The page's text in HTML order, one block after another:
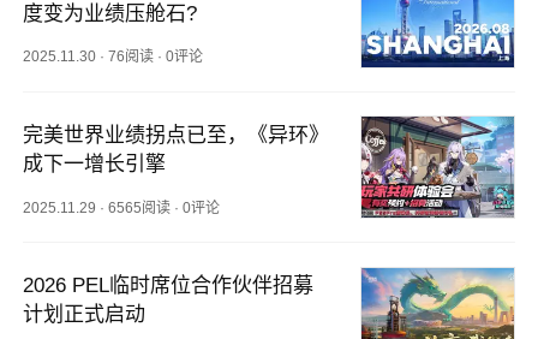
度变为业绩压舱石?
2025.11.30 ·76阅读 ·0评论
完美世界业绩拐点已至，《异环》
成下一增长引擎
2025.11.29 ·6565阅读 ·0评论
2026 PEL临时席位合作伙伴招募
计划正式启动